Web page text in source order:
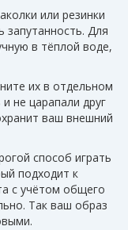
или резинки
Для
в тёплой воде,
их в отдельном
не царапали друг
ваш внешний
способ играть
подходит к
с учётом общего
Так ваш образ